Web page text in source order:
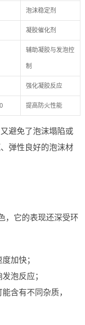
泡沫稳定剂
凝胶催化剂
辅助凝胶与发泡控
制
强化凝胶反应
提高防火性能
避免了泡沫塌陷或
弹性良好的泡沫材
，它的表现还深受环
加快；
泡反应；
含有不同杂质，